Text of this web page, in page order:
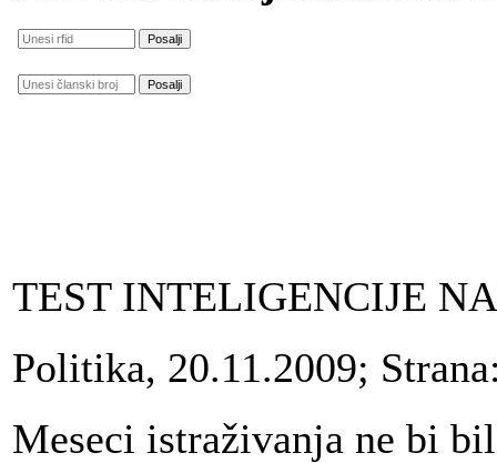
TEST INTELIGENCIJE
Politika, 20.11.2009;
Meseci istraživanja ne bi